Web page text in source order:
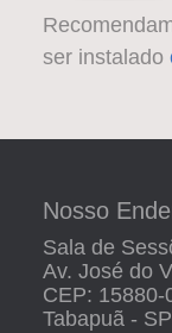
ser instalado
Nosso
Sala de
Av. José do
CEP:
Tabapuã - SP